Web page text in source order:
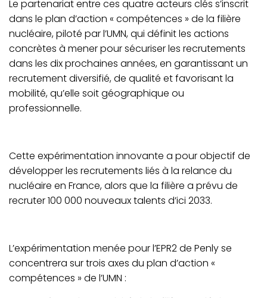
Le partenariat entre ces quatre acteurs clés s’inscrit
dans le plan d’action « compétences » de la filière
nucléaire, piloté par l’UMN, qui définit les actions
concrètes à mener pour sécuriser les recrutements
dans les dix prochaines années, en garantissant un
recrutement diversifié, de qualité et favorisant la
mobilité, qu’elle soit géographique ou
professionnelle.
Cette expérimentation innovante a pour objectif de
développer les recrutements liés à la relance du
nucléaire en France, alors que la filière a prévu de
recruter 100 000 nouveaux talents d’ici 2033.
L’expérimentation menée pour l’EPR2 de Penly se
concentrera sur trois axes du plan d’action «
compétences » de l’UMN :